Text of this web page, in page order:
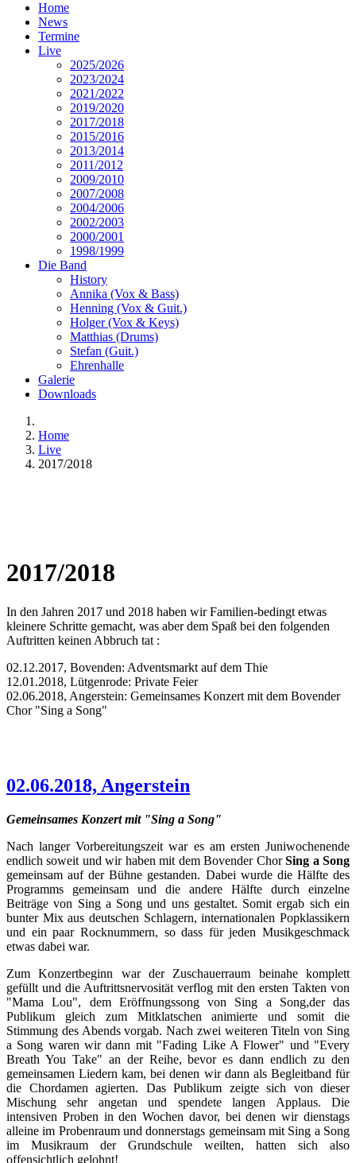
Home
News
Termine
Live
2025/2026
2023/2024
2021/2022
2019/2020
2017/2018
2015/2016
2013/2014
2011/2012
2009/2010
2007/2008
2004/2006
2002/2003
2000/2001
1998/1999
Die Band
History
Annika (Vox & Bass)
Henning (Vox & Guit.)
Holger (Vox & Keys)
Matthias (Drums)
Stefan (Guit.)
Ehrenhalle
Galerie
Downloads
Home
Live
2017/2018
2017/2018
In den Jahren 2017 und 2018 haben wir Familien-bedingt etwas
kleinere Schritte gemacht, was aber dem Spaß bei den folgenden
Auftritten keinen Abbruch tat :
02.12.2017, Bovenden: Adventsmarkt auf dem Thie
12.01.2018, Lütgenrode: Private Feier
02.06.2018, Angerstein: Gemeinsames Konzert mit dem Bovender
Chor "Sing a Song"
02.06.2018, Angerstein
Gemeinsames Konzert mit "Sing a Song"
Nach langer Vorbereitungszeit war es am ersten Juniwochenende
endlich soweit und wir haben mit dem Bovender ChorSing a Song
gemeinsam auf der Bühne gestanden. Dabei wurde die Hälfte des
Programms gemeinsam und die andere Hälfte durch einzelne
Beiträge von Sing a Song und uns gestaltet. Somit ergab sich ein
bunter Mix aus deutschen Schlagern, internationalen Popklassikern
und ein paar Rocknummern, so dass für jeden Musikgeschmack
etwas dabei war.
Zum Konzertbeginn war der Zuschauerraum beinahe komplett
gefüllt und die Auftrittsnervosität verflog mit den ersten Takten von
"Mama Lou", dem Eröffnungssong von Sing a Song,der das
Publikum gleich zum Mitklatschen animierte und somit die
Stimmung des Abends vorgab. Nach zwei weiteren Titeln von Sing
a Song waren wir dann mit "Fading Like A Flower" und "Every
Breath You Take" an der Reihe, bevor es dann endlich zu den
gemeinsamen Liedern kam, bei denen wir dann als Begleitband für
die Chordamen agierten. Das Publikum zeigte sich von dieser
Mischung sehr angetan und spendete langen Applaus. Die
intensiven Proben in den Wochen davor, bei denen wir dienstags
alleine im Probenraum und donnerstags gemeinsam mit Sing a Song
im Musikraum der Grundschule weilten, hatten sich also
offensichtlich gelohnt!